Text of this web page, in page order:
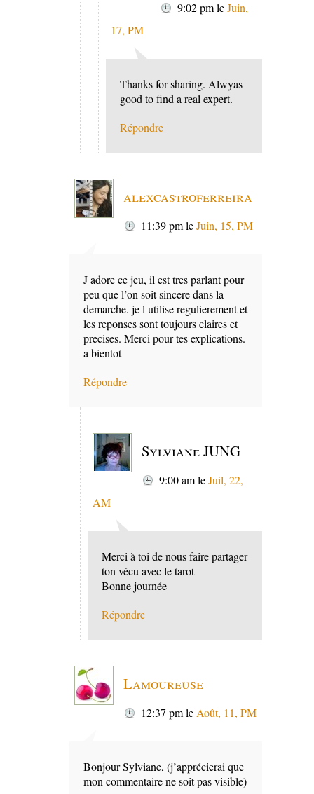
9:02 pmleJuin,
17, PM
Thanks for sharing. Alwyas
good to find a real expert.
Répondre
alexcastroferreira
11:39 pmleJuin, 15, PM
J adore ce jeu, il est tres parlant pour
peu que l’on soit sincere dans la
demarche. je l utilise regulierement et
les reponses sont toujours claires et
precises. Merci pour tes explications.
a bientot
Répondre
Sylviane JUNG
9:00 amleJuil, 22,
AM
Merci à toi de nous faire partager
ton vécu avec le tarot
Bonne journée
Répondre
Lamoureuse
12:37 pmle Août, 11, PM
Bonjour Sylviane, (j’apprécierai que
mon commentaire ne soit pas visible)